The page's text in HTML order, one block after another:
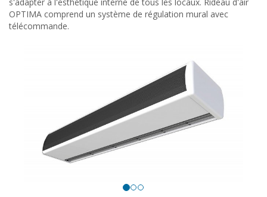
OPTIMA comprend un système de régulation mural avec
télécommande.